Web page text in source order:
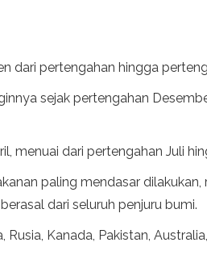
dari pertengahan hingga
sejak pertengahan
menuai dari pertengahan Juli
paling mendasar dilakukan,
dari seluruh penjuru bumi.
Kanada, Pakistan,